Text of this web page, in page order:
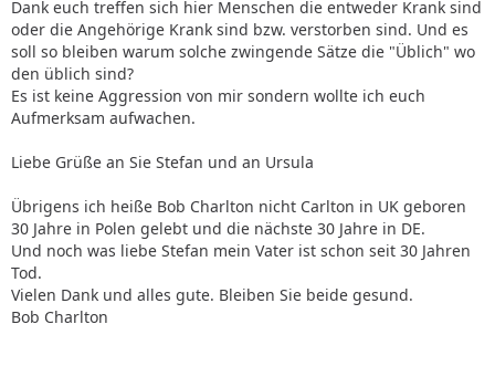
Dank euch treffen sich hier Menschen die entweder Krank sind
oder die Angehörige Krank sind bzw. verstorben sind. Und es
soll so bleiben warum solche zwingende Sätze die "Üblich" wo
den üblich sind?
Es ist keine Aggression von mir sondern wollte ich euch
Aufmerksam aufwachen.
Liebe Grüße an Sie Stefan und an Ursula
Übrigens ich heiße Bob Charlton nicht Carlton in UK geboren
30 Jahre in Polen gelebt und die nächste 30 Jahre in DE.
Und noch was liebe Stefan mein Vater ist schon seit 30 Jahren
Tod.
Vielen Dank und alles gute. Bleiben Sie beide gesund.
Bob Charlton